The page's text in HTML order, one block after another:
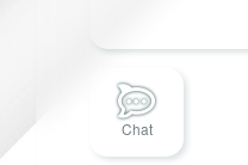
Chat